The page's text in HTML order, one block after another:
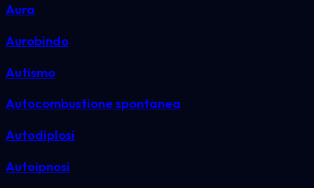
Aura
Aurobindo
Autismo
Autocombustione spontanea
Autodiplosi
Autoipnosi